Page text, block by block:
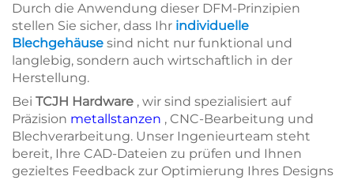
Durch die Anwendung dieser DFM-Prinzipien
stellen Sie sicher, dass Ihr individuelle
Blechgehäuse sind nicht nur funktional und
langlebig, sondern auch wirtschaftlich in der
Herstellung.
Bei TCJH Hardware , wir sind spezialisiert auf
Präzision metallstanzen , CNC-Bearbeitung und
Blechverarbeitung. Unser Ingenieurteam steht
bereit, Ihre CAD-Dateien zu prüfen und Ihnen
gezieltes Feedback zur Optimierung Ihres Designs